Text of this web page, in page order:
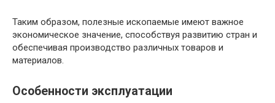
Таким образом, полезные ископаемые имеют важное
экономическое значение, способствуя развитию стран и
обеспечивая производство различных товаров и
материалов.
Особенности эксплуатации